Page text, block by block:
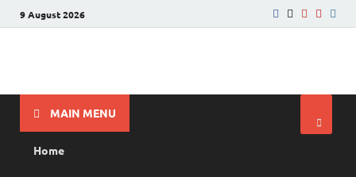
9 August 2026
MAIN MENU
Home